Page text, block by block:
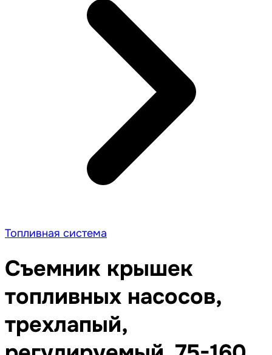
Топливная система
Съемник крышек
топливных насосов,
трехлапый,